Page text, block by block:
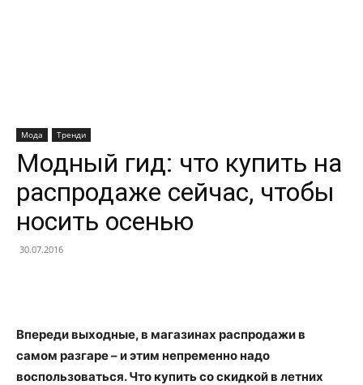
Мода Тренди
Модный гид: что купить на
распродаже сейчас, чтобы
носить осенью
30.07.2016
Впереди выходные, в магазинах распродажи в
самом разгаре – и этим непременно надо
воспользоваться. Что купить со скидкой в летних